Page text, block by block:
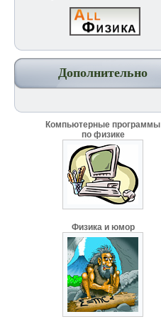
Дополнительно
Компьютерные программы
по физике
Физика и юмор